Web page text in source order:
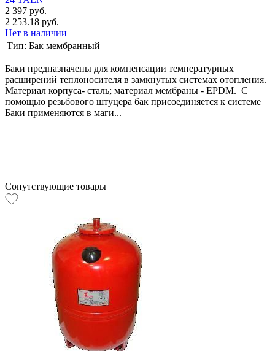
2 397 руб.
2 253.18 руб.
Нет в наличии
Тип: Бак мембранный
Баки предназначены для компенсации температурных
расширений теплоносителя в замкнутых системах отопления.
Материал корпуса- сталь; материал мембраны - EPDM. С
помощью резьбового штуцера бак присоединяется к системе
Баки применяются в маги...
Сопутствующие товары